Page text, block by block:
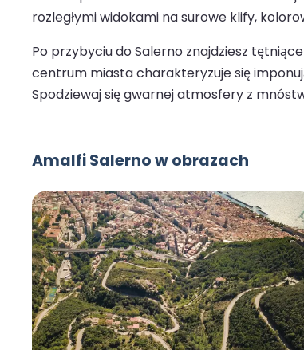
rozległymi widokami na surowe klify,
Po przybyciu do Salerno znajdziesz
centrum miasta charakteryzuje się
Spodziewaj się gwarnej atmosfery z
Amalfi Salerno w obrazach